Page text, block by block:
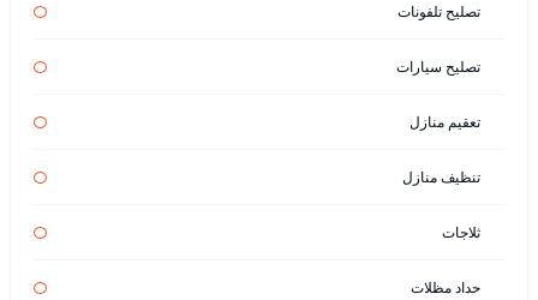
تصليح تلفونات
تصليح سيارات
تعقيم منازل
تنظيف منازل
ثلاجات
حداد مظلات